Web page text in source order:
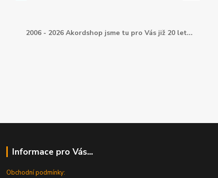
2006 - 2026 Akordshop jsme tu pro Vás již 20 let...
Informace pro Vás...
Obchodní podmínky: